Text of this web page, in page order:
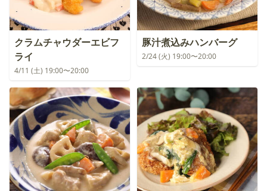
クラムチャウダーエビフ
ライ
4/11 (土) 19:00〜20:00
豚汁煮込みハンバーグ
2/24 (火) 19:00〜20:00